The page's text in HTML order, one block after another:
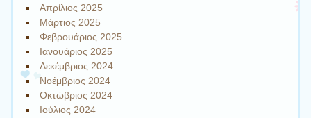
Απρίλιος 2025
Μάρτιος 2025
Φεβρουάριος 2025
Ιανουάριος 2025
Δεκέμβριος 2024
Νοέμβριος 2024
Οκτώβριος 2024
Ιούλιος 2024